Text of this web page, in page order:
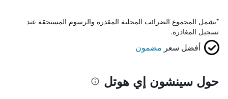
*يشمل المجموع الضرائب المحلية المقدرة والرسوم المستحقة عند
تسجيل المغادرة.
أفضل سعر مضمون
حول سينشون إي هوتل